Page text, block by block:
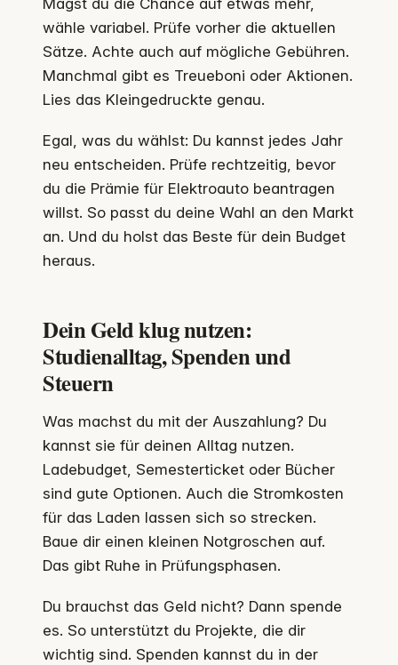
Magst du die Chance auf etwas mehr,
wähle variabel. Prüfe vorher die aktuellen
Sätze. Achte auch auf mögliche Gebühren.
Manchmal gibt es Treueboni oder Aktionen.
Lies das Kleingedruckte genau.
Egal, was du wählst: Du kannst jedes Jahr
neu entscheiden. Prüfe rechtzeitig, bevor
du die Prämie für Elektroauto beantragen
willst. So passt du deine Wahl an den Markt
an. Und du holst das Beste für dein Budget
heraus.
Dein Geld klug nutzen:
Studienalltag, Spenden und
Steuern
Was machst du mit der Auszahlung? Du
kannst sie für deinen Alltag nutzen.
Ladebudget, Semesterticket oder Bücher
sind gute Optionen. Auch die Stromkosten
für das Laden lassen sich so strecken.
Baue dir einen kleinen Notgroschen auf.
Das gibt Ruhe in Prüfungsphasen.
Du brauchst das Geld nicht? Dann spende
es. So unterstützt du Projekte, die dir
wichtig sind. Spenden kannst du in der